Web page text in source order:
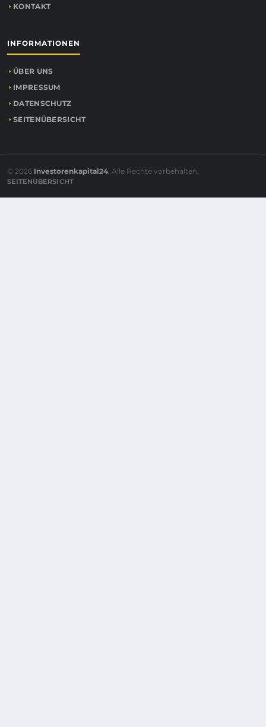
KONTAKT
INFORMATIONEN
ÜBER UNS
IMPRESSUM
DATENSCHUTZ
SEITENÜBERSICHT
© 2026 Investorenkapital24. Alle Rechte vorbehalten.
SEITENÜBERSICHT